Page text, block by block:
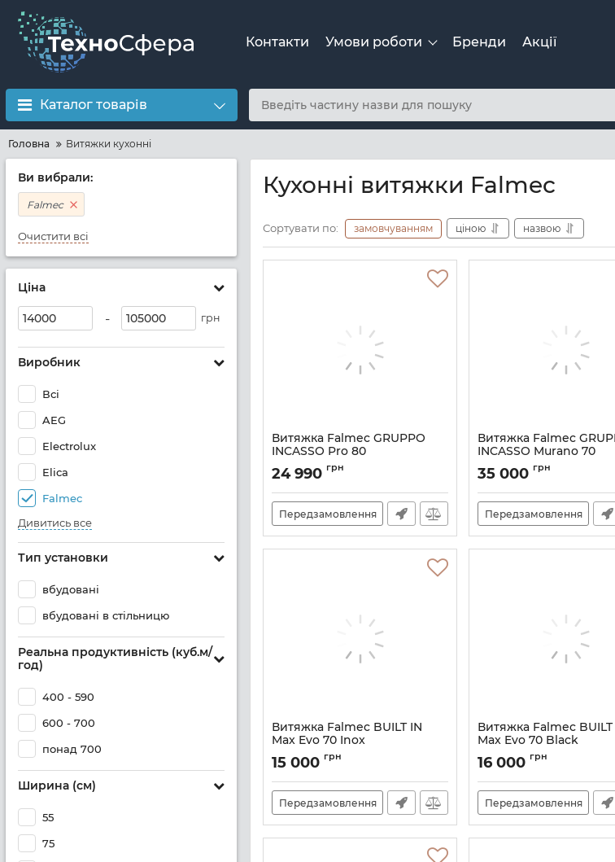
Контакти Умови роботи Бренди Акції
Каталог товарів
Головна Витяжки кухонні
Ви вибрали:
Falmec
Очистити всі
Ціна
- грн
Виробник
Всі
AEG
Electrolux
Elica
Falmec
Дивитись все
Тип установки
вбудовані
вбудовані в стільницю
Реальна продуктивність (куб.м/
год)
400 - 590
600 - 700
понад 700
Ширина (см)
55
75
Кухонні витяжки Falmec
Сортувати по: замовчуванням ціною назвою
Витяжка Falmec GRUPPO
INCASSO Pro 80
Артикул:M101123
24 990 грн
Передзамовлення
Витяжка Falmec
INCASSO Murano 70
Артикул:M100691
35 000 грн
Передзамовлення
Витяжка Falmec BUILT IN
Max Evo 70 Inox
Артикул:M101421
15 000 грн
Передзамовлення
Витяжка Falmec BUILT
Max Evo 70 Black
Артикул:M101328
16 000 грн
Передзамовлення